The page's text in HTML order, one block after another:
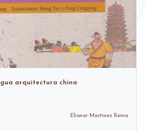
arquitectura china
Elionor Martínez Reina